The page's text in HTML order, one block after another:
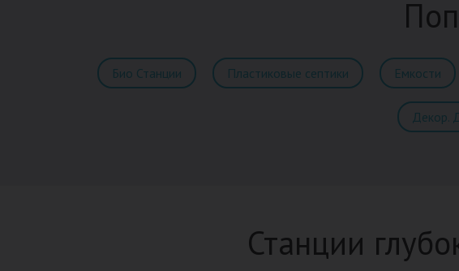
Био Станции Пластиковые септики Емкости
Декор.
Станции